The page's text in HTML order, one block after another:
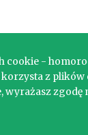
cookie -
z plików
wyrażasz zgodę